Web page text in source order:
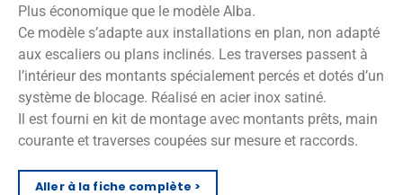
Plus économique que le modèle Alba.
Ce modèle s’adapte aux installations en plan, non adapté
aux escaliers ou plans inclinés. Les traverses passent à
l’intérieur des montants spécialement percés et dotés d’un
système de blocage. Réalisé en acier inox satiné.
Il est fourni en kit de montage avec montants prêts, main
courante et traverses coupées sur mesure et raccords.
Aller à la fiche complète >